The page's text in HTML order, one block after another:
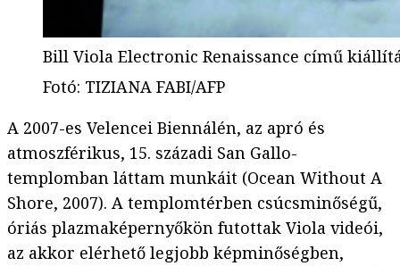
Bill Viola Electronic Renaissance című
Fotó: TIZIANA FABI/AFP
A 2007-es Velencei Biennálén, az apró és
atmoszférikus, 15. századi San Gallo-
templomban láttam munkáit (Ocean Without A
Shore, 2007). A templomtérben csúcsminőségű,
óriás plazmaképernyőkön futottak Viola videói,
az akkor elérhető legjobb képminőségben,